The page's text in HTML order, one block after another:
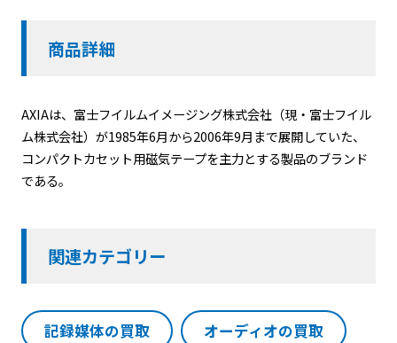
商品詳細
AXIAは、富士フイルムイメージング株式会社（現・富士フイル
ム株式会社）が1985年6月から2006年9月まで展開していた、
コンパクトカセット用磁気テープを主力とする製品のブランド
である。
関連カテゴリー
記録媒体の買取 オーディオの買取